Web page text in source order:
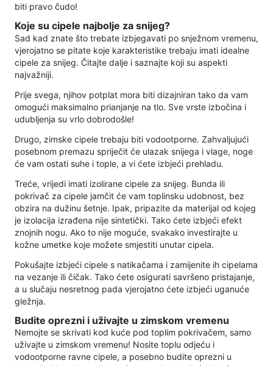
biti pravo čudo!
Koje su cipele najbolje za snijeg?
Sad kad znate što trebate izbjegavati po snježnom vremenu,
vjerojatno se pitate koje karakteristike trebaju imati idealne
cipele za snijeg. Čitajte dalje i saznajte koji su aspekti
najvažniji.
Prije svega, njihov potplat mora biti dizajniran tako da vam
omogući maksimalno prianjanje na tlo. Sve vrste izbočina i
udubljenja su vrlo dobrodošle!
Drugo, zimske cipele trebaju biti vodootporne. Zahvaljujući
posebnom premazu spriječit će ulazak snijega i vlage, noge
će vam ostati suhe i tople, a vi ćete izbjeći prehladu.
Treće, vrijedi imati izolirane cipele za snijeg. Bunda ili
pokrivač za cipele jamčit će vam toplinsku udobnost, bez
obzira na dužinu šetnje. Ipak, pripazite da materijal od kojeg
je izolacija izrađena nije sintetički. Tako ćete izbjeći efekt
znojnih nogu. Ako to nije moguće, svakako investirajte u
kožne umetke koje možete smjestiti unutar cipela.
Pokušajte izbjeći cipele s natikačama i zamijenite ih cipelama
na vezanje ili čičak. Tako ćete osigurati savršeno pristajanje,
a u slučaju nesretnog pada vjerojatno ćete izbjeći uganuće
gležnja.
Budite oprezni i uživajte u zimskom vremenu
Nemojte se skrivati ​​kod kuće pod toplim pokrivačem, samo
uživajte u zimskom vremenu! Nosite toplu odjeću i
vodootporne ravne cipele, a posebno budite oprezni u